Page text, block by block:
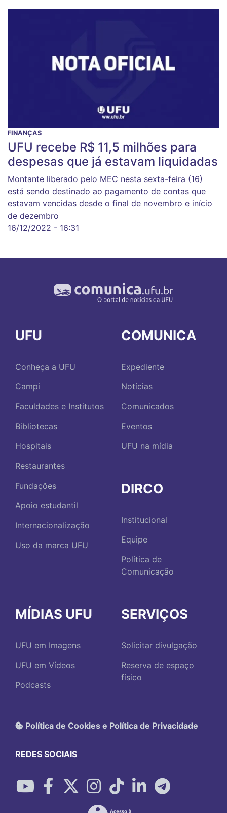
FINANÇAS
UFU recebe R$ 11,5 milhões para
despesas que já estavam liquidadas
Montante liberado pelo MEC nesta sexta-feira (16)
está sendo destinado ao pagamento de contas que
estavam vencidas desde o final de novembro e início
de dezembro
16/12/2022 - 16:31
UFU
Conheça a UFU
Campi
Faculdades e Institutos
Bibliotecas
Hospitais
Restaurantes
Fundações
Apoio estudantil
Internacionalização
Uso da marca UFU
COMUNICA
Expediente
Notícias
Comunicados
Eventos
UFU na mídia
DIRCO
Institucional
Equipe
Política de
Comunicação
MÍDIAS UFU
UFU em Imagens
UFU em Vídeos
Podcasts
SERVIÇOS
Solicitar divulgação
Reserva de espaço
físico
Política de Cookies e Política de Privacidade
REDES SOCIAIS